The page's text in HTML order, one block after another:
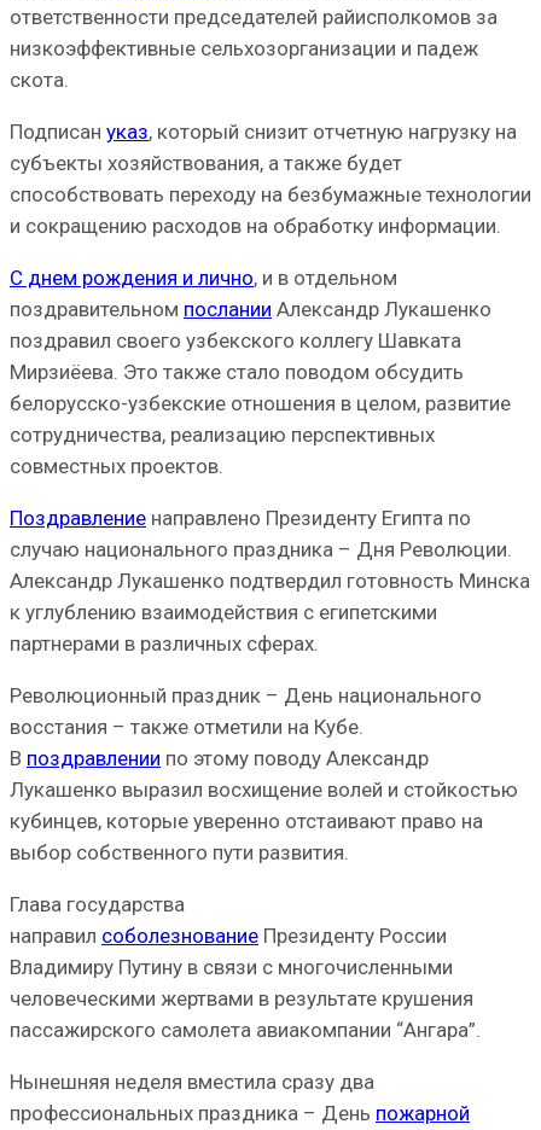
ответственности председателей райисполкомов за
низкоэффективные сельхозорганизации и падеж
скота.
Подписан указ, который снизит отчетную нагрузку на
субъекты хозяйствования, а также будет
способствовать переходу на безбумажные технологии
и сокращению расходов на обработку информации.
С днем рождения и лично, и в отдельном
поздравительном послании Александр Лукашенко
поздравил своего узбекского коллегу Шавката
Мирзиёева. Это также стало поводом обсудить
белорусско-узбекские отношения в целом, развитие
сотрудничества, реализацию перспективных
совместных проектов.
Поздравление направлено Президенту Египта по
случаю национального праздника – Дня Революции.
Александр Лукашенко подтвердил готовность Минска
к углублению взаимодействия с египетскими
партнерами в различных сферах.
Революционный праздник – День национального
восстания – также отметили на Кубе.
В поздравлении по этому поводу Александр
Лукашенко выразил восхищение волей и стойкостью
кубинцев, которые уверенно отстаивают право на
выбор собственного пути развития.
Глава государства
направил соболезнование Президенту России
Владимиру Путину в связи с многочисленными
человеческими жертвами в результате крушения
пассажирского самолета авиакомпании “Ангара”.
Нынешняя неделя вместила сразу два
профессиональных праздника – День пожарной